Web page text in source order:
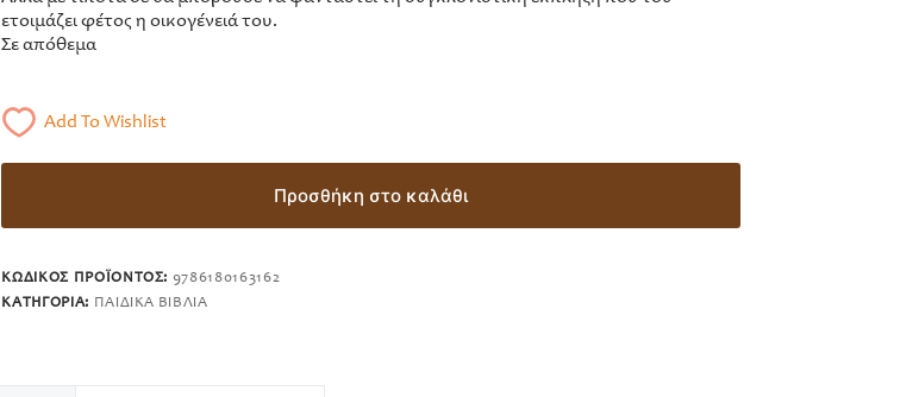
ετοιμάζει φέτος η οικογένειά του.
Σε απόθεμα
Add To Wishlist
Προσθήκη στο καλάθι
ΚΩΔΙΚΌΣ ΠΡΟΪΌΝΤΟΣ: 9786180163162
ΚΑΤΗΓΟΡΊΑ: ΠΑΙΔΙΚΆ ΒΙΒΛΊΑ